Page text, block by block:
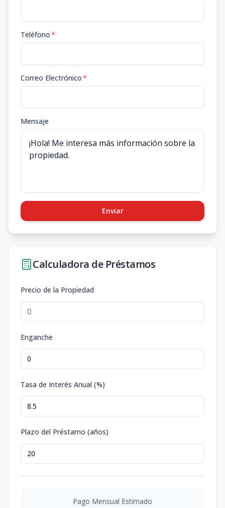
Teléfono*
Correo Electrónico*
Mensaje
Enviar
Calculadora de Préstamos
Precio de la Propiedad
Enganche
Tasa de Interés Anual (%)
Plazo del Préstamo (años)
Pago Mensual Estimado